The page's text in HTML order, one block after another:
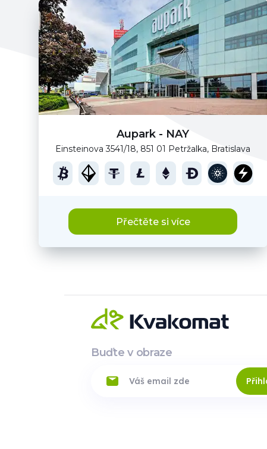
Aupark - NAY
Einsteinova 3541/18, 851 01 Petržalka, Bratislava
Přečtěte si více
Buďte v obraze